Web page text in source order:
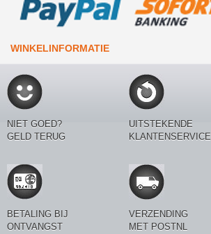
WINKELINFORMATIE
NIET GOED?
GELD TERUG
UITSTEKENDE
KLANTENSERVICE
BETALING BIJ
ONTVANGST
VERZENDING
MET POSTNL